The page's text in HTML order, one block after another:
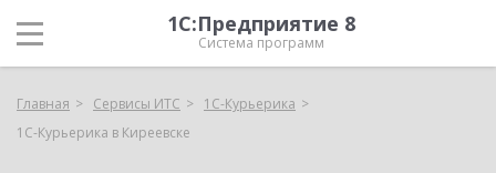
1С:Предприятие 8
Система программ
Главная Сервисы ИТС
1С-Курьерика
1С-Курьерика в Киреевске